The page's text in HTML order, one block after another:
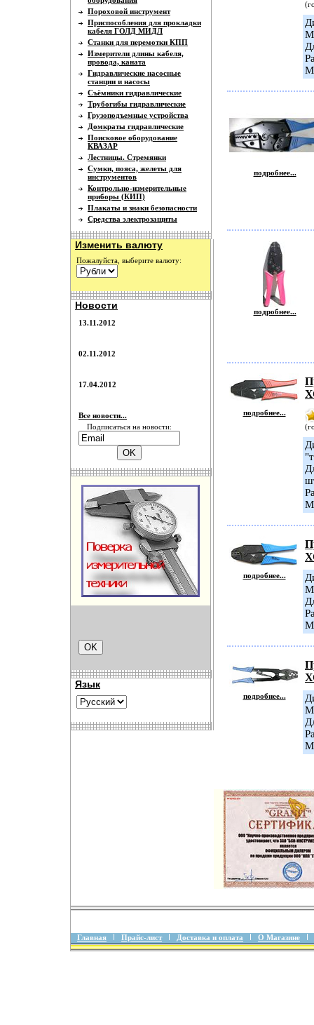
Пороховой инструмент
Приспособления для прокладки
кабеля ГОЛД МИДЛ
Станки для перемотки КПП
Измерители длины кабеля,
провода, каната
Гидравлические насосные
станции и насосы
Съёмники гидравлические
Трубогибы гидравлические
Грузоподъемные устройства
Домкраты гидравлические
Поисковое оборудование
КВАЗАР
Лестницы. Стремянки
Сумки, пояса, желеты для
инструментов
Контрольно-измерительные
приборы (КИП)
Плакаты и знаки безопасности
Средства электрозащиты
Изменить валюту
Пожалуйста, выберите валюту:
Новости
13.11.2012
02.11.2012
17.04.2012
Все новости...
Подписаться на новости:
Язык
подробнее...
подробнее...
подробнее...
подробнее...
подробнее...
Главная Прайс-лист Доставка и оплата О Магазине